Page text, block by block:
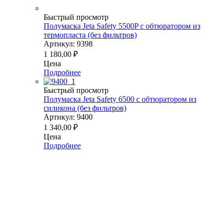
Быстрый просмотр
Полумаска Jeta Safety 5500P с обтюратором из
термопласта (без фильтров)
Артикул: 9398
1 180,00 ₽
Цена
Подробнее
Быстрый просмотр
Полумаска Jeta Safety 6500 с обтюратором из
силикона (без фильтров)
Артикул: 9400
1 340,00 ₽
Цена
Подробнее